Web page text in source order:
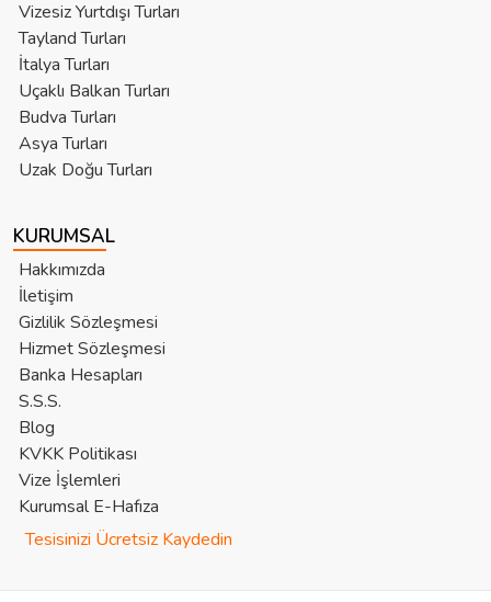
Vizesiz Yurtdışı Turları
Tayland Turları
İtalya Turları
Uçaklı Balkan Turları
Budva Turları
Asya Turları
Uzak Doğu Turları
KURUMSAL
Hakkımızda
İletişim
Gizlilik Sözleşmesi
Hizmet Sözleşmesi
Banka Hesapları
S.S.S.
Blog
KVKK Politikası
Vize İşlemleri
Kurumsal E-Hafıza
Tesisinizi Ücretsiz Kaydedin